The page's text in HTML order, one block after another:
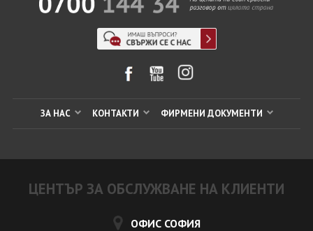
ЗА НАС КОНТАКТИ ФИРМЕНИ ДОКУМЕНТИ
ЦЕНТЪР ЗА ОБСЛУЖВАНЕ НА КЛИЕНТИ
ОФИС СОФИЯ